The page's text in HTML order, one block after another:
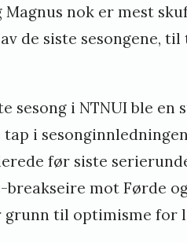
Magnus nok er mest
de siste sesongene,
sesong i NTNUI ble
i
før siste
mot Førde
grunn til optimisme for